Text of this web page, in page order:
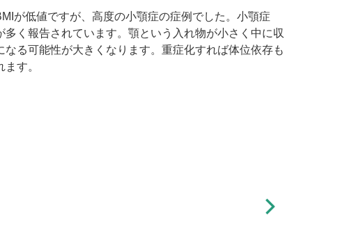
が低値ですが、高度の小顎症の症例でした。小顎症
く報告されています。顎という入れ物が小さく中に収
る可能性が大きくなります。重症化すれば体位依存も
す。